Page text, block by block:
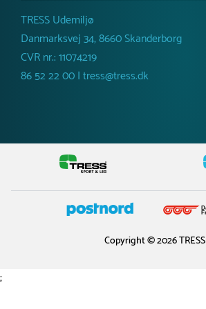
TRESS Udemiljø
Danmarksvej 34, 8660 Skanderborg
CVR nr.: 11074219
86 52 22 00 | tress@tress.dk
Copyright © 2026 TRESS
;